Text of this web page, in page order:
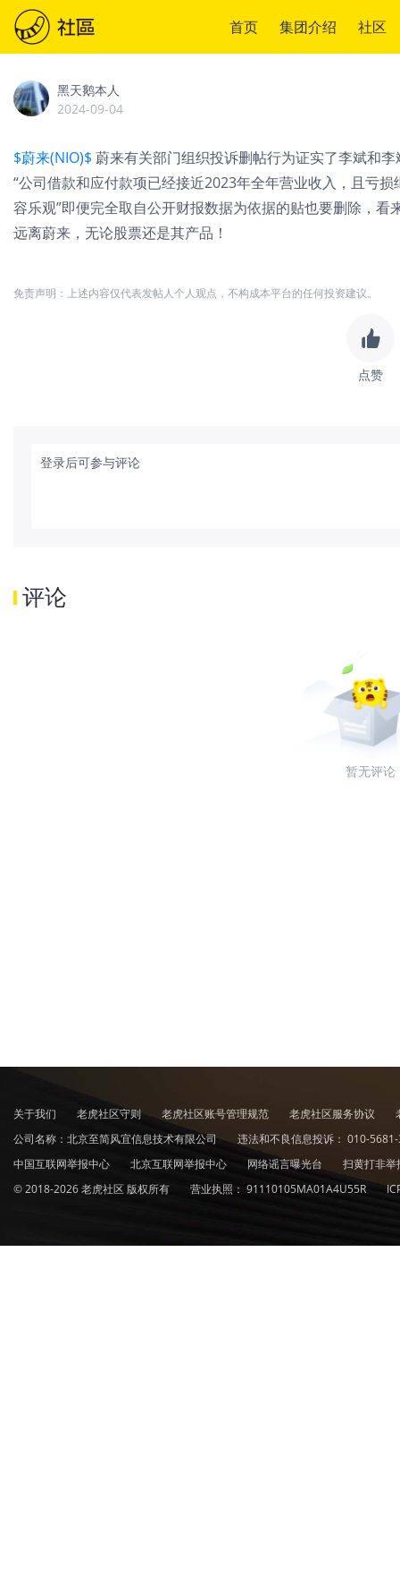
首页 集团介绍 社区
黑天鹅本人
2024-09-04
$蔚来(NIO)$ 蔚来有关部门组织投诉删帖行为证实了李斌和
“公司借款和应付款项已经接近2023年全年营业收入，且亏
容乐观”即便完全取自公开财报数据为依据的贴也要删除，看
远离蔚来，无论股票还是其产品！
免责声明：上述内容仅代表发帖人个人观点，不构成本平台的任何投资建议。
点赞
登录后可参与评论
评论
暂无评论
关于我们 老虎社区守则 老虎社区账号管理规范 老虎社区服务协议
公司名称：北京至简风宜信息技术有限公司
违法和不良信息投诉： 010-
中国互联网举报中心
北京互联网举报中心 网络谣言曝光台
扫黄打非
© 2018-2026 老虎社区 版权所有
营业执照： 91110105MA01A4U55R